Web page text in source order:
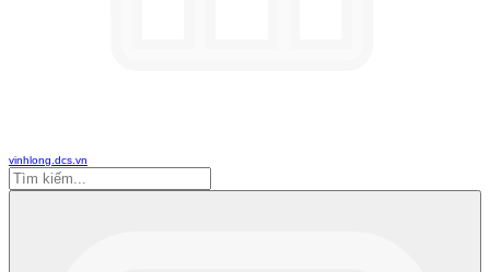
vinhlong.dcs.vn